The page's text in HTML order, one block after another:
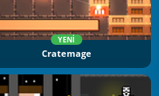
YENI
Cratemage